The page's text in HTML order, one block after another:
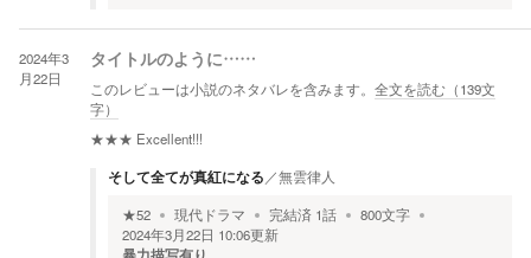
2024年3
月22日
タイトルのように……
このレビューは小説のネタバレを含みます。 全文を読む（139文
字）
★★★ Excellent!!!
そして全てが真紅になる ／無雲律人
★52 現代ドラマ 完結済 1話 800文字
2024年3月22日 10:06更新